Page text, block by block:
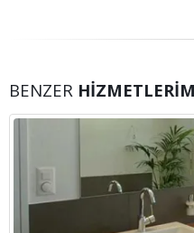
BENZER